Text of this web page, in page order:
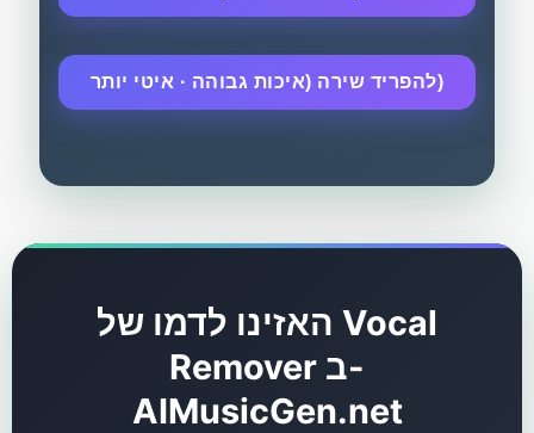
להפריד שירה (איכות גבוהה · איטי יותר)
האזינו לדמו של Vocal
Remover ב-
AIMusicGen.net